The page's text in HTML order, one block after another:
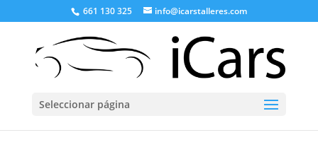
661 130 325 info@icarstalleres.com
Seleccionar página